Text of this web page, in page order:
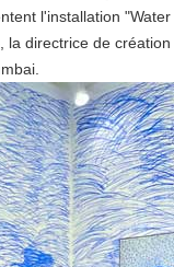
l'installation
directrice de